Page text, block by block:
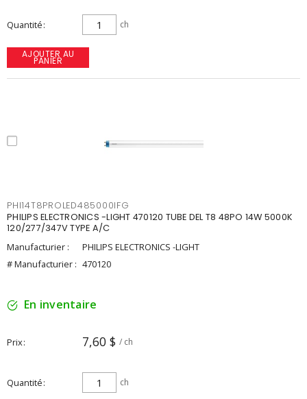
Quantité ch
AJOUTER AU
PANIER
PHI14T8PROLED485000IFG
PHILIPS ELECTRONICS -LIGHT 470120 TUBE DEL T8 48PO 14W 5000K
120/277/347V TYPE A/C
Manufacturier :
PHILIPS ELECTRONICS -LIGHT
# Manufacturier : 470120
En inventaire
Prix 7,60 $ / ch
Quantité ch